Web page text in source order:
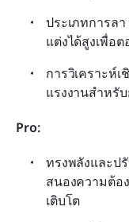
ประเภทการล
แต่งได้สูงเพื่อ
การวิเคราะห์
แรงงานสำหรั
Pro:
ทรงพลังและป
สนองความต้อ
เติบโต